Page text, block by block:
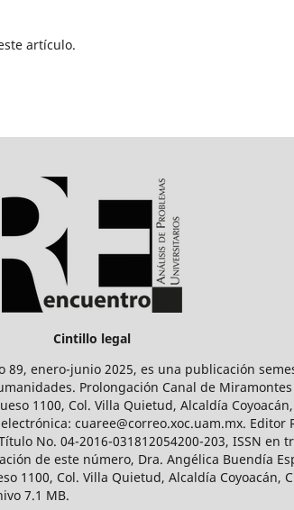
artículo.
Cintillo legal
enero-junio 2025, es una publicación
Prolongación Canal de Miramontes
1100, Col. Villa Quietud, Alcaldía
cuaree@correo.xoc.uam.mx. Editor
No. 04-2016-031812054200-203, ISSN
de este número, Dra. Angélica Buendía
1100, Col. Villa Quietud, Alcaldía Coyoacán,
7.1 MB.